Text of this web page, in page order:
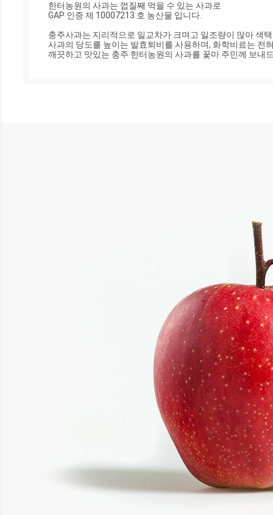
한터농원의 사과는 껍질째 먹을 수 있는 사과로
GAP 인증 제 10007213 호 농산물 입니다.
충주사과는 지리적으로 일교차가 크며고 일조량이 많아 색
사과의 당도를 높이는 발효퇴비를 사용하며, 화학비료는 전
깨끗하고 맛있는 충주 한터농원의 사과를 꽃마 주민께 보내